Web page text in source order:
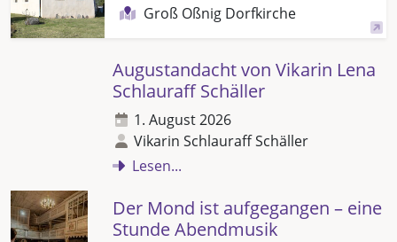
Groß Oßnig Dorfkirche
Augustandacht von Vikarin Lena
Schlauraff Schäller
1. August 2026
Vikarin Schlauraff Schäller
Lesen...
Der Mond ist aufgegangen – eine
Stunde Abendmusik